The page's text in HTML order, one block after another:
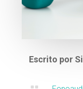
Escrito por